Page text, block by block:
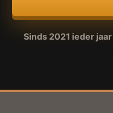
Sinds 2021 ieder